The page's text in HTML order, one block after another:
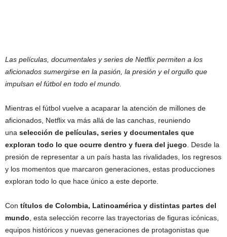
Las películas, documentales y series de Netflix permiten a los
aficionados sumergirse en la pasión, la presión y el orgullo que
impulsan el fútbol en todo el mundo.
Mientras el fútbol vuelve a acaparar la atención de millones de
aficionados, Netflix va más allá de las canchas, reuniendo
una selección de películas, series y documentales que
exploran todo lo que ocurre dentro y fuera del juego . Desde la
presión de representar a un país hasta las rivalidades, los regresos
y los momentos que marcaron generaciones, estas producciones
exploran todo lo que hace único a este deporte.
Con títulos de Colombia, Latinoamérica y distintas partes del
mundo , esta selección recorre las trayectorias de figuras icónicas,
equipos históricos y nuevas generaciones de protagonistas que